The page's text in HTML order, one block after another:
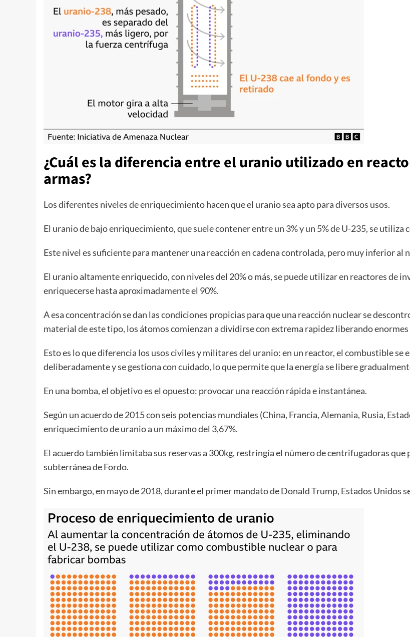
¿Cuál es la diferencia entre el uranio utilizado en
armas?
Los diferentes niveles de enriquecimiento hacen que el uranio sea apto para diversos usos.
El uranio de bajo enriquecimiento, que suele contener entre un 3% y un 5% de U-235, se
Este nivel es suficiente para mantener una reacción en cadena controlada, pero muy inferior al
El uranio altamente enriquecido, con niveles del 20% o más, se puede utilizar en reactores de
enriquecerse hasta aproximadamente el 90%.
A esa concentración se dan las condiciones propicias para que una reacción nuclear se
material de este tipo, los átomos comienzan a dividirse con extrema rapidez liberando
Esto es lo que diferencia los usos civiles y militares del uranio: en un reactor, el combustible se
deliberadamente y se gestiona con cuidado, lo que permite que la energía se libere
En una bomba, el objetivo es el opuesto: provocar una reacción rápida e instantánea.
Según un acuerdo de 2015 con seis potencias mundiales (China, Francia, Alemania, Rusia,
enriquecimiento de uranio a un máximo del 3,67%.
El acuerdo también limitaba sus reservas a 300kg, restringía el número de centrifugadoras
subterránea de Fordo.
Sin embargo, en mayo de 2018, durante el primer mandato de Donald Trump, Estados Unidos